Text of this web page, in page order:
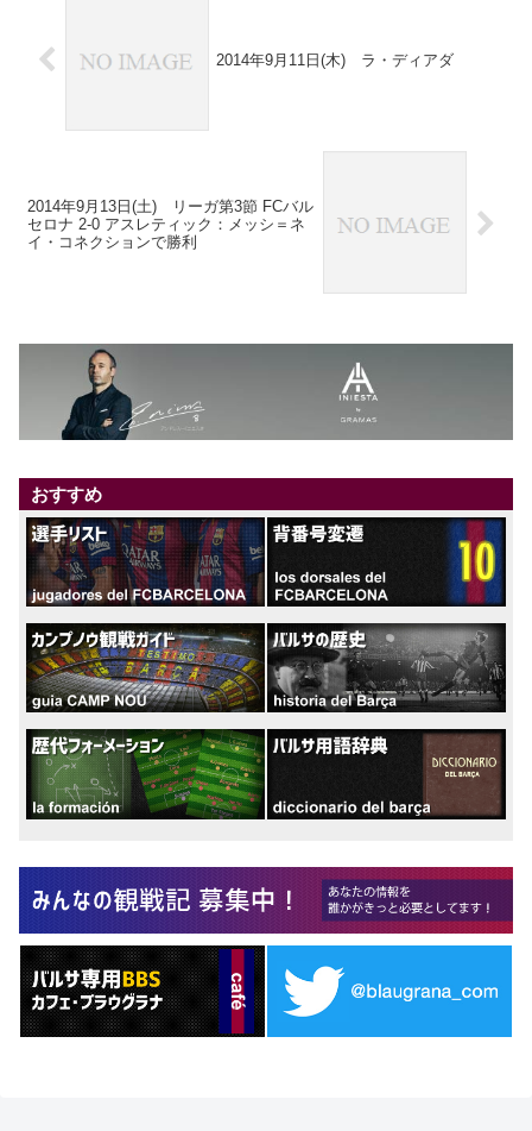
2014年9月11日(木) ラ・ディアダ
2014年9月13日(土) リーガ第3節 FCバル
セロナ 2-0 アスレティック：メッシ＝ネ
イ・コネクションで勝利
おすすめ